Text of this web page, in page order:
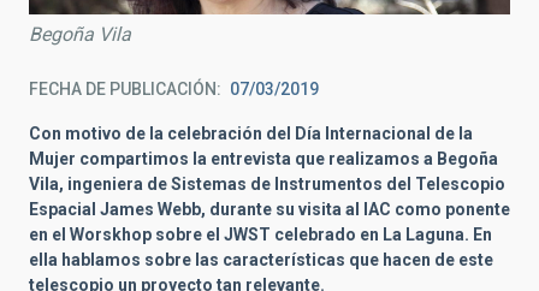
Begoña Vila
FECHA DE PUBLICACIÓN 07/03/2019
Con motivo de la celebración del Día Internacional de la
Mujer compartimos la entrevista que realizamos a Begoña
Vila, ingeniera de Sistemas de Instrumentos del Telescopio
Espacial James Webb, durante su visita al IAC como ponente
en el Worskhop sobre el JWST celebrado en La Laguna. En
ella hablamos sobre las características que hacen de este
telescopio un proyecto tan relevante.